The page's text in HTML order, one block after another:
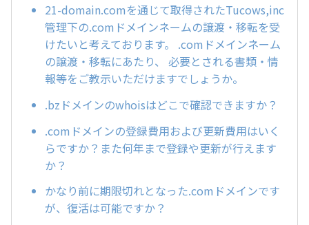
21-domain.comを通じて取得されたTucows,inc
管理下の.comドメインネームの譲渡・移転を受
けたいと考えております。 .comドメインネーム
の譲渡・移転にあたり、 必要とされる書類・情
報等をご教示いただけますでしょうか。
.bzドメインのwhoisはどこで確認できますか？
.comドメインの登録費用および更新費用はいく
らですか？また何年まで登録や更新が行えます
か？
かなり前に期限切れとなった.comドメインです
が、復活は可能ですか？